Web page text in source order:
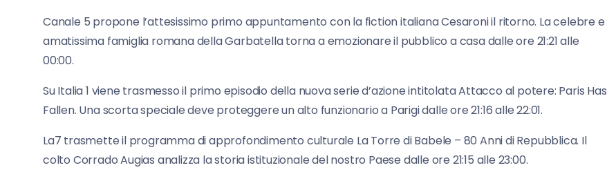
Canale 5 propone l’attesissimo primo appuntamento con la fiction italiana Cesaroni il ritorno. La celebre e
amatissima famiglia romana della Garbatella torna a emozionare il pubblico a casa dalle ore 21:21 alle
00:00.
Su Italia 1 viene trasmesso il primo episodio della nuova serie d’azione intitolata Attacco al potere: Paris Has
Fallen. Una scorta speciale deve proteggere un alto funzionario a Parigi dalle ore 21:16 alle 22:01.
La7 trasmette il programma di approfondimento culturale La Torre di Babele – 80 Anni di Repubblica. Il
colto Corrado Augias analizza la storia istituzionale del nostro Paese dalle ore 21:15 alle 23:00.